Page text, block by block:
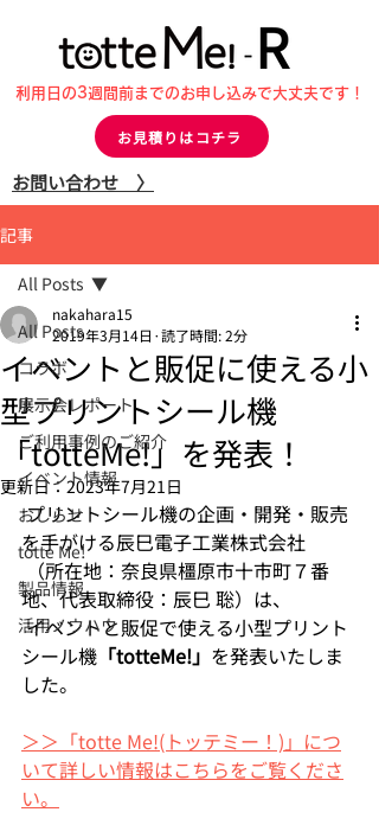
利用日の3週間前までのお申し込みで大丈夫です！
お見積りはコチラ
お問い合わせ 〉
記事
All Posts
コラボ
展示会レポート
ご利用事例のご紹介
イベント情報
おしらせ
totte Me!
製品情報
活用ノウハウ
All Posts
イベントと販促に使える小
型プリントシール機
「totteMe!」を発表！
nakahara15
2019年3月14日 読了時間: 2分
更新日：2023年7月21日
プリントシール機の企画・開発・販売
を手がける辰巳電子工業株式会社
地、代表取締役：辰巳 聡）は、
イベントと販促で使える小型プリント
シール機 「totteMe!」 を発表いたしま
した。
＞＞「totte Me!(トッテミー！)」につ
いて詳しい情報はこちらをご覧くださ
い。